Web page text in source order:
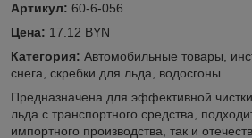
Артикул: 60-6-056
Цена: 17.12 BYN
Категория: Автомобильные товары,
снега, скребки для льда, водосгоны
Предназначена для эффективной
льда c транспортного средства,
импортного производства, так и